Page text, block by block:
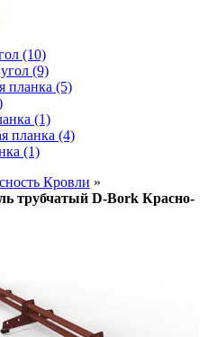
(10)
(9)
планка (5)
(1)
планка (4)
(1)
Кровли »
трубчатый D-Bork Красно-